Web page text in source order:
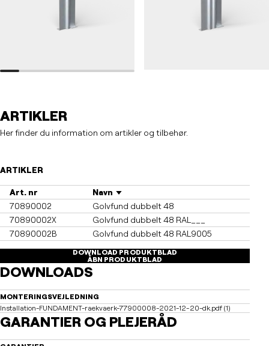
ARTIKLER
Her finder du information om artikler og tilbehør.
ARTIKLER
Art. nr
Navn
70890002
Golvfund dubbelt 48
70890002X
Golvfund dubbelt 48 RAL___
70890002B
Golvfund dubbelt 48 RAL9005
DOWNLOAD PRODUKTBLAD
ÅBN PRODUKTBLAD
DOWNLOADS
MONTERINGSVEJLEDNING
Installation-FUNDAMENT-raekvaerk-77900008-2021-12-20-dk.pdf (1)
GARANTIER OG PLEJERÅD